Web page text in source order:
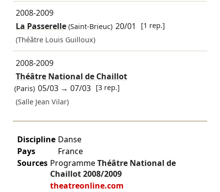
2008-2009
La Passerelle(Saint-Brieuc) 20/01
[1 rep.]
(Théâtre Louis Guilloux)
2008-2009
Théâtre National de Chaillot
(Paris) 05/03 →07/03 [3 rep.]
(Salle Jean Vilar)
Discipline Danse
Pays
France
Sources ProgrammeThéâtre National de
Chaillot2008/2009
theatreonline.com